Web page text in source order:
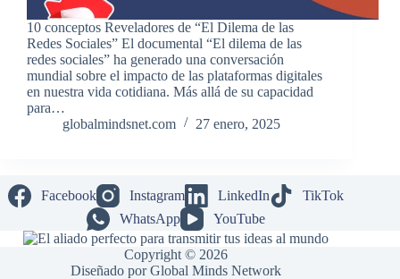
10 conceptos Reveladores de “El Dilema de las
Redes Sociales” El documental “El dilema de las
redes sociales” ha generado una conversación
mundial sobre el impacto de las plataformas digitales
en nuestra vida cotidiana. Más allá de su capacidad
para…
globalmindsnet.com
27 enero, 2025
Facebook Instagram LinkedIn
TikTok
WhatsApp
YouTube
Copyright © 2026
Diseñado por Global Minds Network